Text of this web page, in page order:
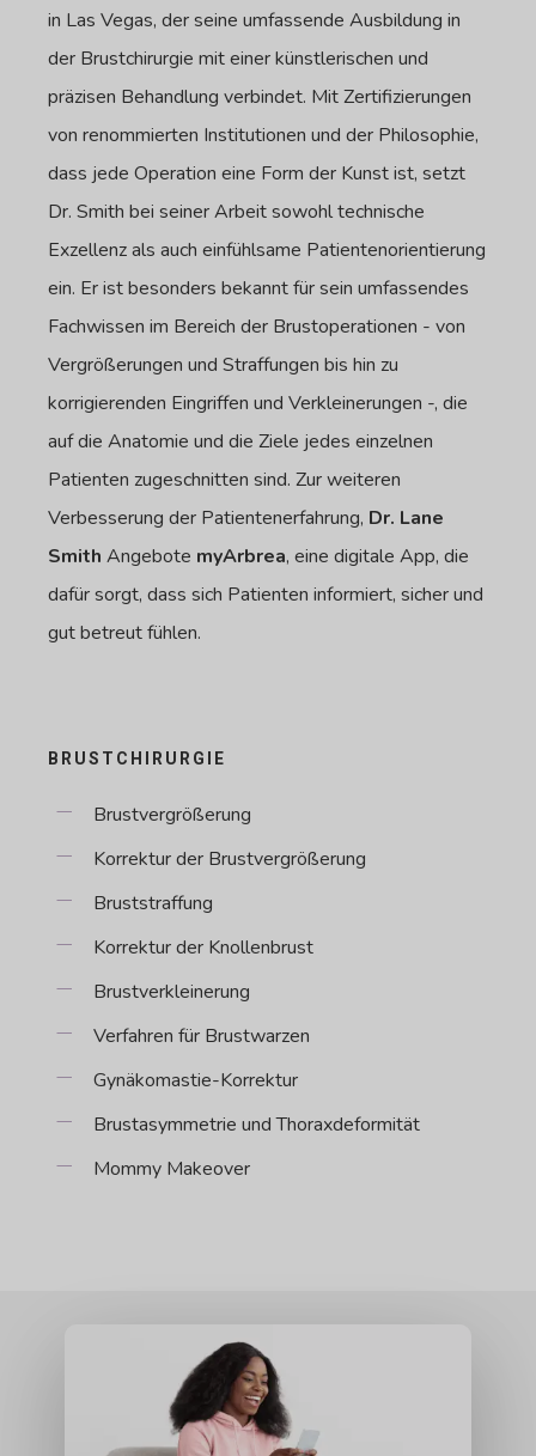
in Las Vegas, der seine umfassende Ausbildung in
der Brustchirurgie mit einer künstlerischen und
präzisen Behandlung verbindet. Mit Zertifizierungen
von renommierten Institutionen und der Philosophie,
dass jede Operation eine Form der Kunst ist, setzt
Dr. Smith bei seiner Arbeit sowohl technische
Exzellenz als auch einfühlsame Patientenorientierung
ein. Er ist besonders bekannt für sein umfassendes
Fachwissen im Bereich der Brustoperationen - von
Vergrößerungen und Straffungen bis hin zu
korrigierenden Eingriffen und Verkleinerungen -, die
auf die Anatomie und die Ziele jedes einzelnen
Patienten zugeschnitten sind. Zur weiteren
Verbesserung der Patientenerfahrung, Dr. Lane
Smith Angebote myArbrea, eine digitale App, die
dafür sorgt, dass sich Patienten informiert, sicher und
gut betreut fühlen.
BRUSTCHIRURGIE
Brustvergrößerung
Korrektur der Brustvergrößerung
Bruststraffung
Korrektur der Knollenbrust
Brustverkleinerung
Verfahren für Brustwarzen
Gynäkomastie-Korrektur
Brustasymmetrie und Thoraxdeformität
Mommy Makeover